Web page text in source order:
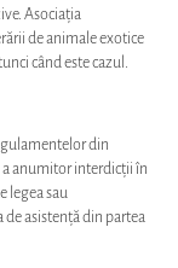
Asociația
de animale exotice
când este cazul.
din
a anumitor interdicții în
legea sau
asistență din partea